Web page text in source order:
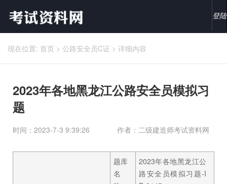
登陆
现在位置: 首页 > 公路安全员C证 > 详细内容
2023年各地黑龙江公路安全员模拟习
题
时间：2023-7-3 9:39:26 作者：二级建造师考试资料网
题库
名
2023年各地黑龙江公
路安全员模拟习题-I